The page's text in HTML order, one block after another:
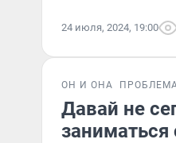
24 июля, 2024, 19:00
ОН И ОНА
Давай не
заниматься